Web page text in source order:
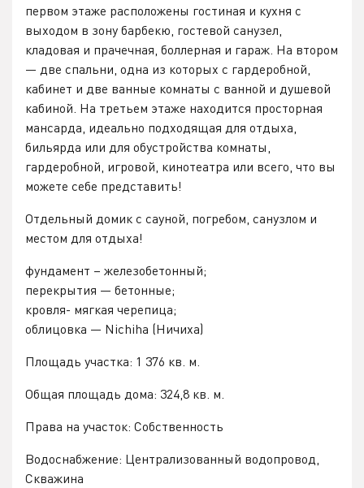
первом этаже расположены гостиная и кухня с
выходом в зону барбекю, гостевой санузел,
кладовая и прачечная, боллерная и гараж. На втором
— две спальни, одна из которых с гардеробной,
кабинет и две ванные комнаты с ванной и душевой
кабиной. На третьем этаже находится просторная
мансарда, идеально подходящая для отдыха,
бильярда или для обустройства комнаты,
гардеробной, игровой, кинотеатра или всего, что вы
можете себе представить!
Отдельный домик с сауной, погребом, санузлом и
местом для отдыха!
фундамент – железобетонный;
перекрытия — бетонные;
кровля- мягкая черепица;
облицовка — Nichiha (Ничиха)
Площадь участка: 1 376 кв. м.
Общая площадь дома: 324,8 кв. м.
Права на участок: Собственность
Водоснабжение: Централизованный водопровод,
Скважина